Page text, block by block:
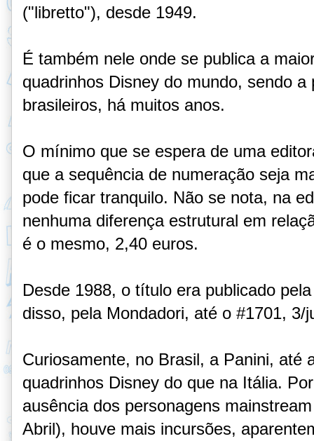
("libretto"), desde 1949.
É também nele onde se publica a
quadrinhos Disney do mundo, sendo
brasileiros, há muitos anos.
O mínimo que se espera de uma
que a sequência de numeração seja
pode ficar tranquilo. Não se nota, na
nenhuma diferença estrutural em
é o mesmo, 2,40 euros.
Desde 1988, o título era publicado
disso, pela Mondadori, até o #1701,
Curiosamente, no Brasil, a Panini, até
quadrinhos Disney do que na Itália.
ausência dos personagens
Abril), houve mais incursões,